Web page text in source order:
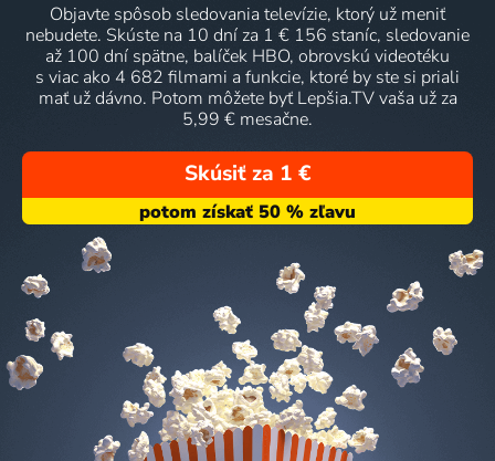
Objavte spôsob sledovania televízie, ktorý už meniť
nebudete. Skúste na 10 dní za 1 € 156 staníc, sledovanie
až 100 dní spätne, balíček HBO, obrovskú videotéku
s viac ako 4 682 filmami a funkcie, ktoré by ste si priali
mať už dávno. Potom môžete byť Lepšia.TV vaša už za
5,99 € mesačne.
Skúsiť za 1 €